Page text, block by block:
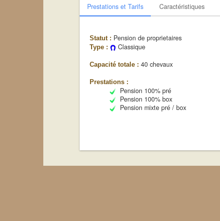
Prestations et Tarifs Caractéristiques
Statut : Pension de proprietaires
Type : Classique
Capacité totale : 40 chevaux
Prestations :
Pension 100% pré
Pension 100% box
Pension mixte pré / box